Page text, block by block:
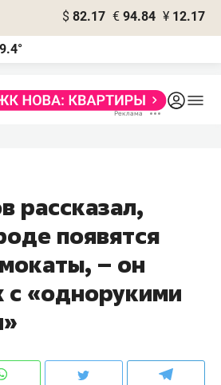
$ 82.17 € 94.84 ¥ 12.17
рассказал,
появятся
– он
с «однорукими